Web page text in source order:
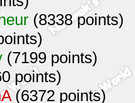
(8338 points)
(7199 points)
points)
(6372 points)